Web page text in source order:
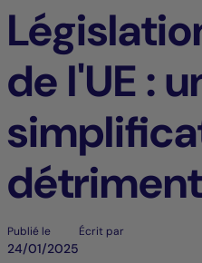
de l'UE :
qualité
Publié le
24/01/2025
Écrit par